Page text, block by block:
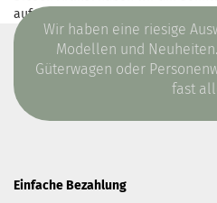
aufgenommen.
Wir haben eine riesige
Modellen und
Güterwagen oder
fast
Einfache Bezahlung